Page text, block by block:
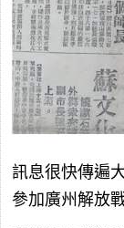
訊息很快傳遍
參加廣州解放